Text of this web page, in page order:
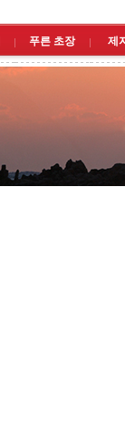
푸른 초장 제